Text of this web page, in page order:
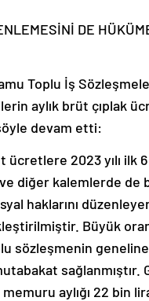
DE
Toplu İş
aylık brüt çıplak
devam etti:
2023 yılı ilk
ve diğer kalemlerde
haklarını
Büyük
sözleşmenin geneline
sağlanmıştır.
aylığı 22 bin